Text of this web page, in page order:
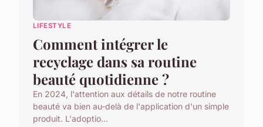
LIFESTYLE
Comment intégrer le
recyclage dans sa routine
beauté quotidienne ?
En 2024, l'attention aux détails de notre routine
beauté va bien au-delà de l'application d'un simple
produit. L'adoptio...